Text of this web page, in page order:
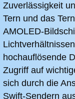
Zuverlässigkeit
Tern und das
AMOLED-
hochauflösende
Zugriff auf
sich durch die
Swift-Sendern